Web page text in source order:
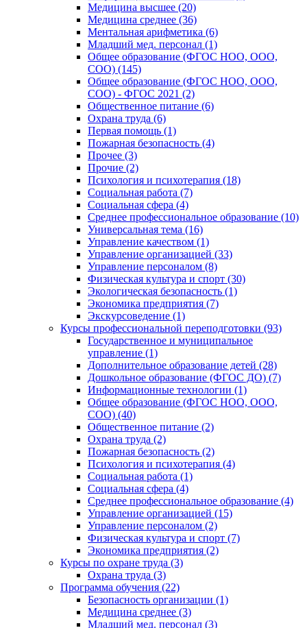
Медицина высшее (20)
Медицина среднее (36)
Ментальная арифметика (6)
Младший мед. персонал (1)
Общее образование (ФГОС НОО, ООО,
СОО) (145)
Общее образование (ФГОС НОО, ООО,
СОО) - ФГОС 2021 (2)
Общественное питание (6)
Охрана труда (6)
Первая помощь (1)
Пожарная безопасность (4)
Прочее (3)
Прочие (2)
Психология и психотерапия (18)
Социальная работа (7)
Социальная сфера (4)
Среднее профессиональное образование (10)
Универсальная тема (16)
Управление качеством (1)
Управление организацией (33)
Управление персоналом (8)
Физическая культура и спорт (30)
Экологическая безопасность (1)
Экономика предприятия (7)
Экскурсоведение (1)
Курсы профессиональной переподготовки (93)
Государственное и муниципальное
управление (1)
Дополнительное образование детей (28)
Дошкольное образование (ФГОС ДО) (7)
Информационные технологии (1)
Общее образование (ФГОС НОО, ООО,
СОО) (40)
Общественное питание (2)
Охрана труда (2)
Пожарная безопасность (2)
Психология и психотерапия (4)
Социальная работа (1)
Социальная сфера (4)
Среднее профессиональное образование (4)
Управление организацией (15)
Управление персоналом (2)
Физическая культура и спорт (7)
Экономика предприятия (2)
Курсы по охране труда (3)
Охрана труда (3)
Программа обучения (22)
Безопасность организации (1)
Медицина среднее (3)
Младший мед. персонал (3)